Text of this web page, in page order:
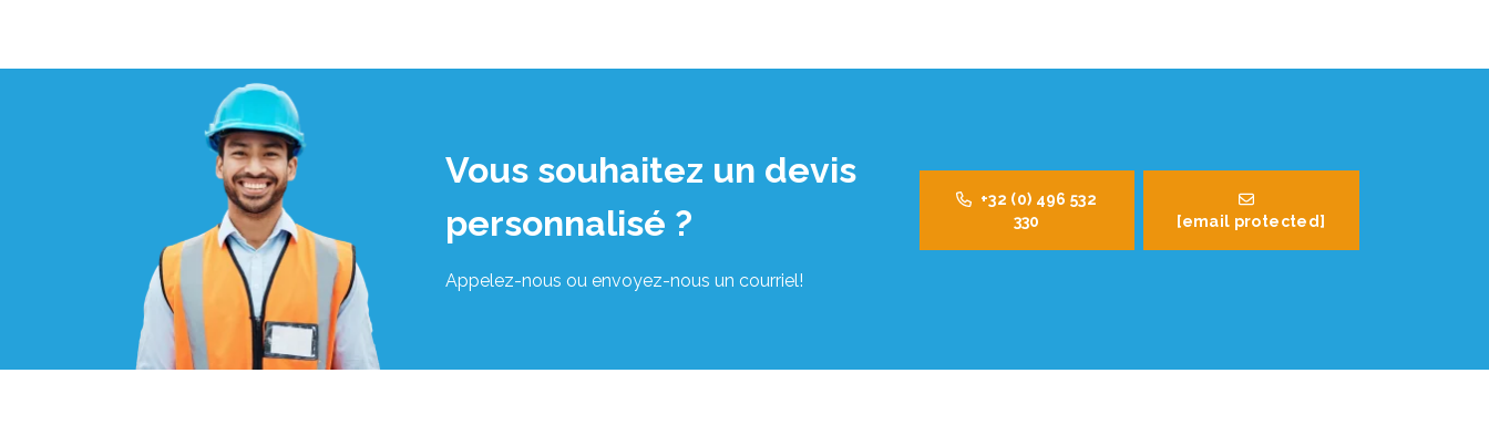
Vous souhaitez un devis
personnalisé ?
Appelez-nous ou envoyez-nous un courriel!
+32 (0) 496 532
330
[email protected]